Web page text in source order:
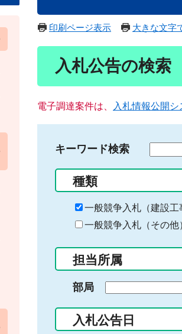
印刷ページ表示 大きな文字
入札公告の検索
電子調達案件は、 入札情報公開シ
キーワード検索
る
キ
ー
ー
入
力
種類
一般競争入札（建設工
一般競争入札（その他
担当所属
部局
入札公告日